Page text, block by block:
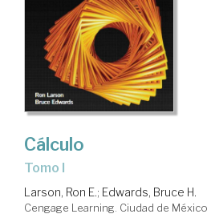
Cálculo
Tomo I
Larson, Ron E.; Edwards, Bruce H.
Cengage Learning. Ciudad de